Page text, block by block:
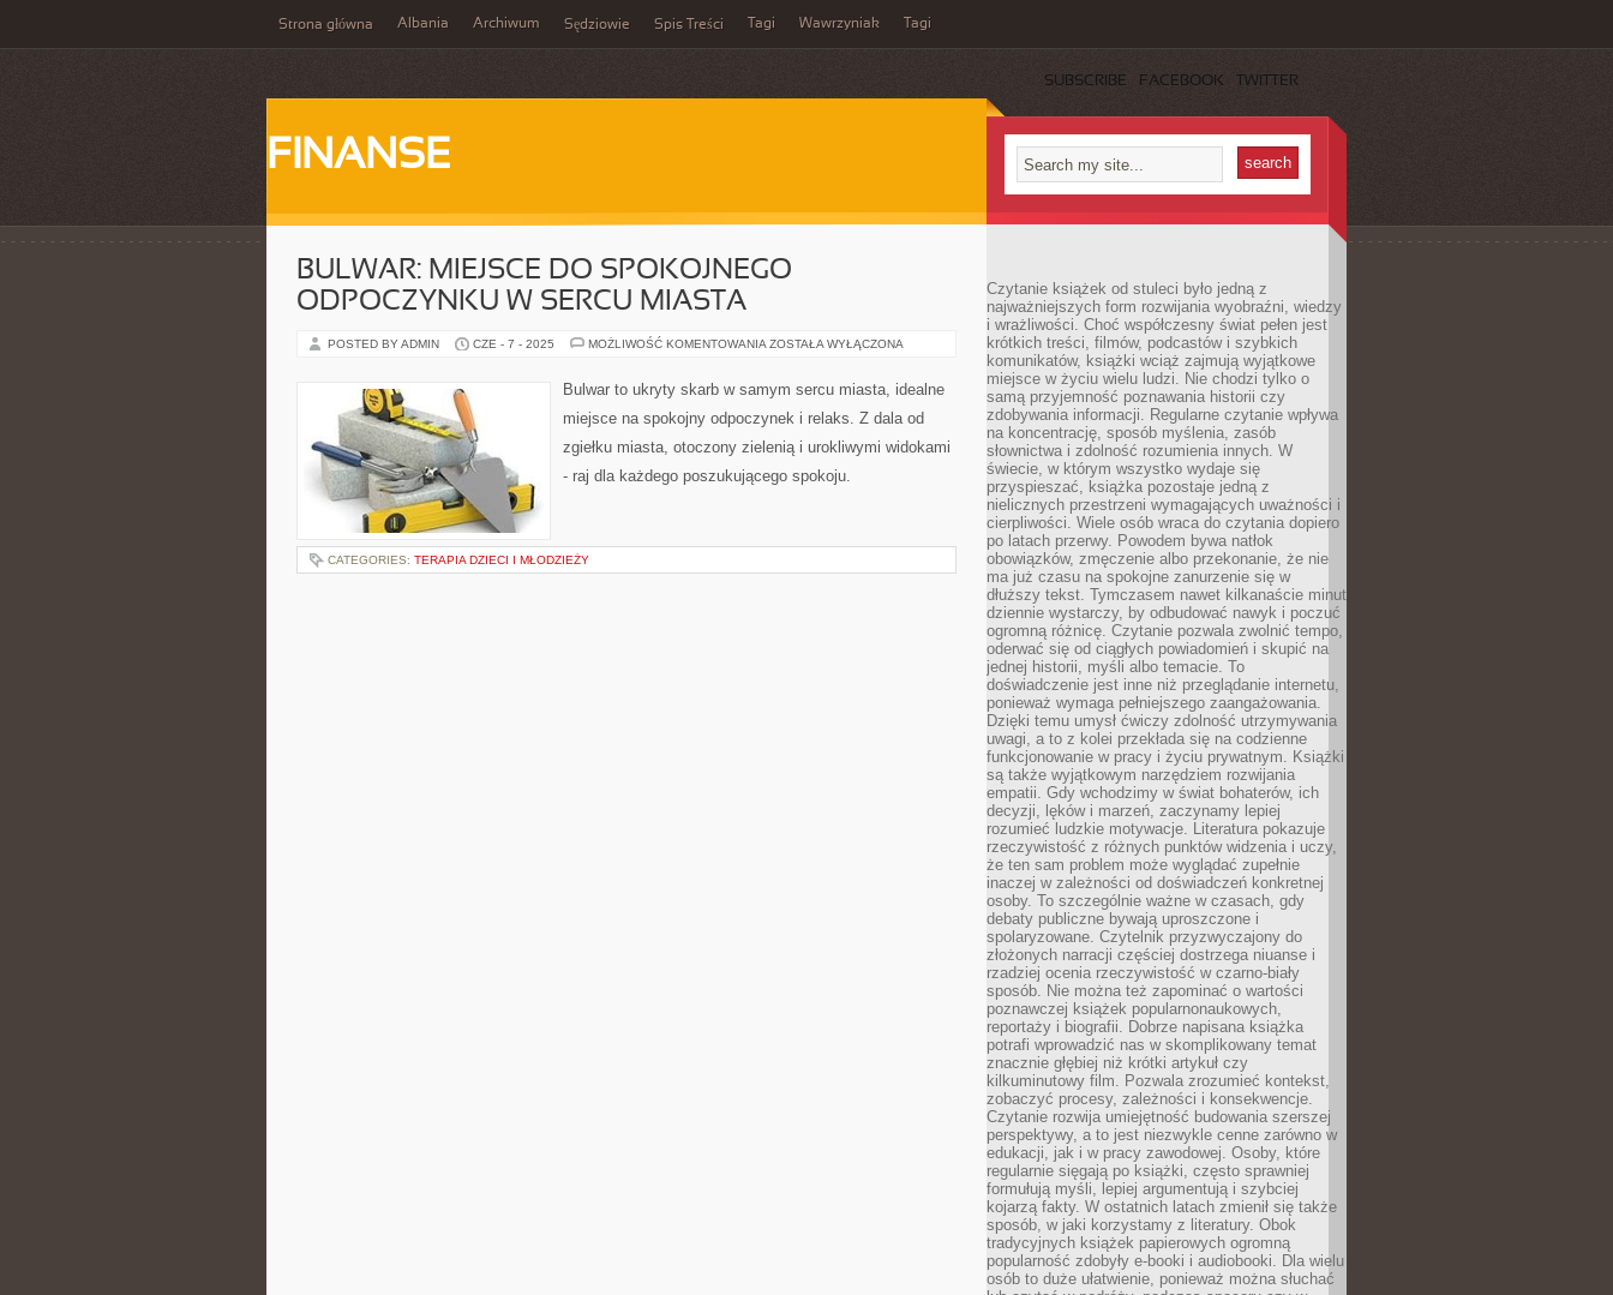
Strona główna Albania Archiwum Sędziowie Spis Treści Tagi Wawrzyniak Tagi
SUBSCRIBE FACEBOOK TWITTER
FINANSE
BULWAR: MIEJSCE DO SPOKOJNEGO
ODPOCZYNKU W SERCU MIASTA
POSTED BY ADMIN CZE - 7 - 2025 MOŻLIWOŚĆ KOMENTOWANIA BULWAR:
SPOKOJNEGO
ODPOCZYNKU
SERCU
ZOSTAŁA WYŁĄCZONA
Bulwar to ukryty skarb w samym sercu miasta, idealne
miejsce na spokojny odpoczynek i relaks. Z dala od
zgiełku miasta, otoczony zielenią i urokliwymi widokami
- raj dla każdego poszukującego spokoju.
CATEGORIES: TERAPIA DZIECI I MŁODZIEŻY
Czytanie książek od stuleci było jedną z
najważniejszych form rozwijania wyobraźni, wiedzy
i wrażliwości. Choć współczesny świat pełen jest
krótkich treści, filmów, podcastów i szybkich
komunikatów, książki wciąż zajmują wyjątkowe
miejsce w życiu wielu ludzi. Nie chodzi tylko o
samą przyjemność poznawania historii czy
zdobywania informacji. Regularne czytanie wpływa
na koncentrację, sposób myślenia, zasób
słownictwa i zdolność rozumienia innych. W
świecie, w którym wszystko wydaje się
przyspieszać, książka pozostaje jedną z
nielicznych przestrzeni wymagających uważności i
cierpliwości. Wiele osób wraca do czytania dopiero
po latach przerwy. Powodem bywa natłok
obowiązków, zmęczenie albo przekonanie, że nie
ma już czasu na spokojne zanurzenie się w
dłuższy tekst. Tymczasem nawet kilkanaście minut
dziennie wystarczy, by odbudować nawyk i poczuć
ogromną różnicę. Czytanie pozwala zwolnić tempo,
oderwać się od ciągłych powiadomień i skupić na
jednej historii, myśli albo temacie. To
doświadczenie jest inne niż przeglądanie internetu,
ponieważ wymaga pełniejszego zaangażowania.
Dzięki temu umysł ćwiczy zdolność utrzymywania
uwagi, a to z kolei przekłada się na codzienne
funkcjonowanie w pracy i życiu prywatnym. Książki
są także wyjątkowym narzędziem rozwijania
empatii. Gdy wchodzimy w świat bohaterów, ich
decyzji, lęków i marzeń, zaczynamy lepiej
rozumieć ludzkie motywacje. Literatura pokazuje
rzeczywistość z różnych punktów widzenia i uczy,
że ten sam problem może wyglądać zupełnie
inaczej w zależności od doświadczeń konkretnej
osoby. To szczególnie ważne w czasach, gdy
debaty publiczne bywają uproszczone i
spolaryzowane. Czytelnik przyzwyczajony do
złożonych narracji częściej dostrzega niuanse i
rzadziej ocenia rzeczywistość w czarno-biały
sposób. Nie można też zapominać o wartości
poznawczej książek popularnonaukowych,
reportaży i biografii. Dobrze napisana książka
potrafi wprowadzić nas w skomplikowany temat
znacznie głębiej niż krótki artykuł czy
kilkuminutowy film. Pozwala zrozumieć kontekst,
zobaczyć procesy, zależności i konsekwencje.
Czytanie rozwija umiejętność budowania szerszej
perspektywy, a to jest niezwykle cenne zarówno w
edukacji, jak i w pracy zawodowej. Osoby, które
regularnie sięgają po książki, często sprawniej
formułują myśli, lepiej argumentują i szybciej
kojarzą fakty. W ostatnich latach zmienił się także
sposób, w jaki korzystamy z literatury. Obok
tradycyjnych książek papierowych ogromną
popularność zdobyły e-booki i audiobooki. Dla wielu
osób to duże ułatwienie, ponieważ można słuchać